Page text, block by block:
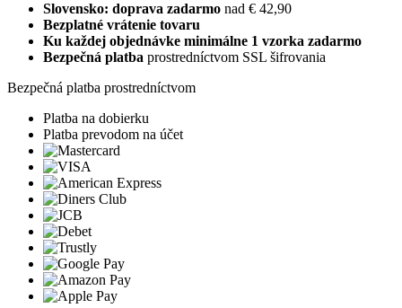
Slovensko: doprava zadarmo nad € 42,90
Bezplatné vrátenie tovaru
Ku každej objednávke minimálne 1 vzorka zadarmo
Bezpečná platba prostredníctvom SSL šifrovania
Bezpečná platba prostredníctvom
Platba na dobierku
Platba prevodom na účet